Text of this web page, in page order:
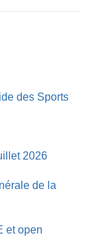
des Sports
2026
de la
et open